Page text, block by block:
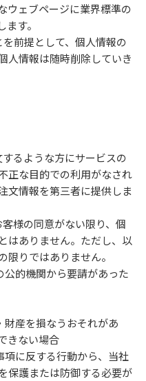
ウェブページに業界標準の
す。
前提として、個人情報の
人情報は随時削除していき
るような方にサービスの
正な目的での利用がなされ
文情報を第三者に提供しま
様の同意がない限り、個
はありません。ただし、以
限りではありません。
公的機関から要請があった
財産を損なうおそれがあ
きない場合
項に反する行動から、当社
保護または防御する必要が